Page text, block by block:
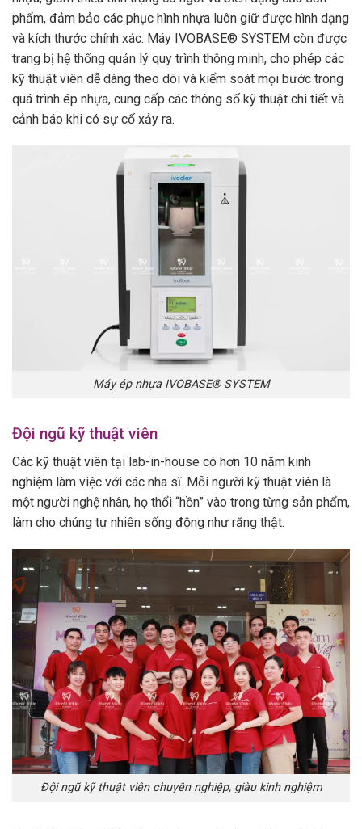
phẩm, đảm bảo các phục hình nhựa luôn giữ được hình dạng
và kích thước chính xác. Máy IVOBASE® SYSTEM còn được
trang bị hệ thống quản lý quy trình thông minh, cho phép các
kỹ thuật viên dễ dàng theo dõi và kiểm soát mọi bước trong
quá trình ép nhựa, cung cấp các thông số kỹ thuật chi tiết và
cảnh báo khi có sự cố xảy ra.
Máy ép nhựa IVOBASE® SYSTEM
Đội ngũ kỹ thuật viên
Các kỹ thuật viên tại lab-in-house có hơn 10 năm kinh
nghiệm làm việc với các nha sĩ. Mỗi người kỹ thuật viên là
một người nghệ nhân, họ thổi “hồn” vào trong từng sản phẩm,
làm cho chúng tự nhiên sống động như răng thật.
Đội ngũ kỹ thuật viên chuyên nghiệp, giàu kinh nghiệm